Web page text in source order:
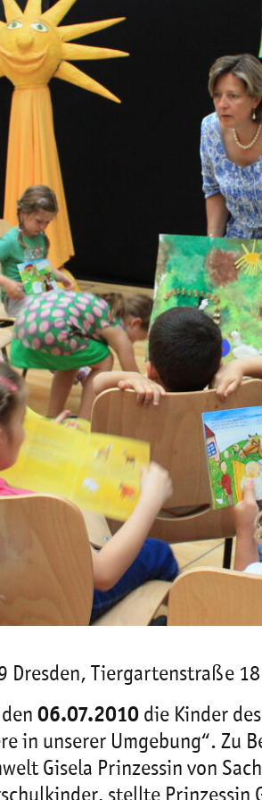
Dresden, Tiergartenstraße 18
06.07.2010 die Kinder
in unserer Umgebung“. Zu
Gisela Prinzessin von